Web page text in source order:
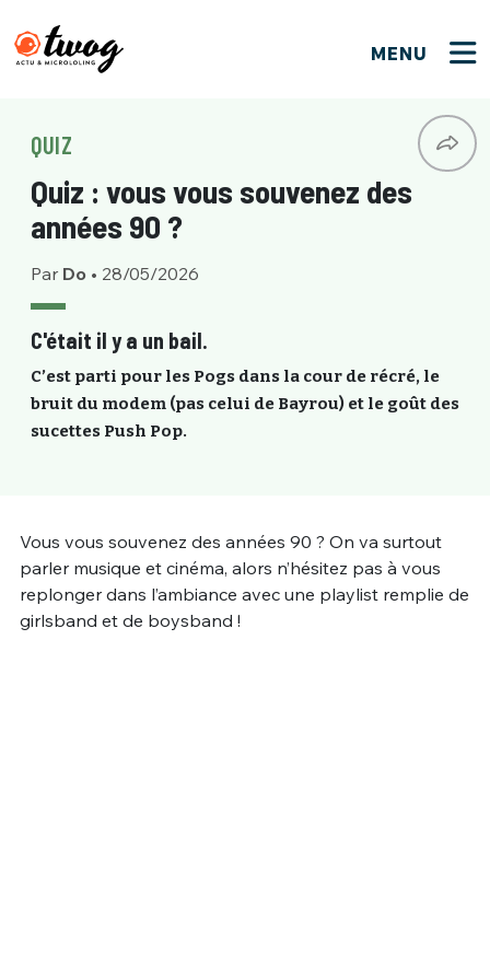
MENU
QUIZ
Quiz : vous vous souvenez des
années 90 ?
Par Do • 28/05/2026
C'était il y a un bail.
C’est parti pour les Pogs dans la cour de récré, le
bruit du modem (pas celui de Bayrou) et le goût des
sucettes Push Pop.
Vous vous souvenez des années 90 ? On va surtout
parler musique et cinéma, alors n’hésitez pas à vous
replonger dans l’ambiance avec une playlist remplie de
girlsband et de boysband !
PSEUDO*
EMAIL*
PASSWORD*
Connexion
PSEUDO
MOT DE PASSE Mot de passe perdu ?
Que souhaitez-vous proposer ?
Quelques tweets
C'EST PARTI
Ma propre sélection
M'INSCRIRE
Un Thread
C'EST PARTI